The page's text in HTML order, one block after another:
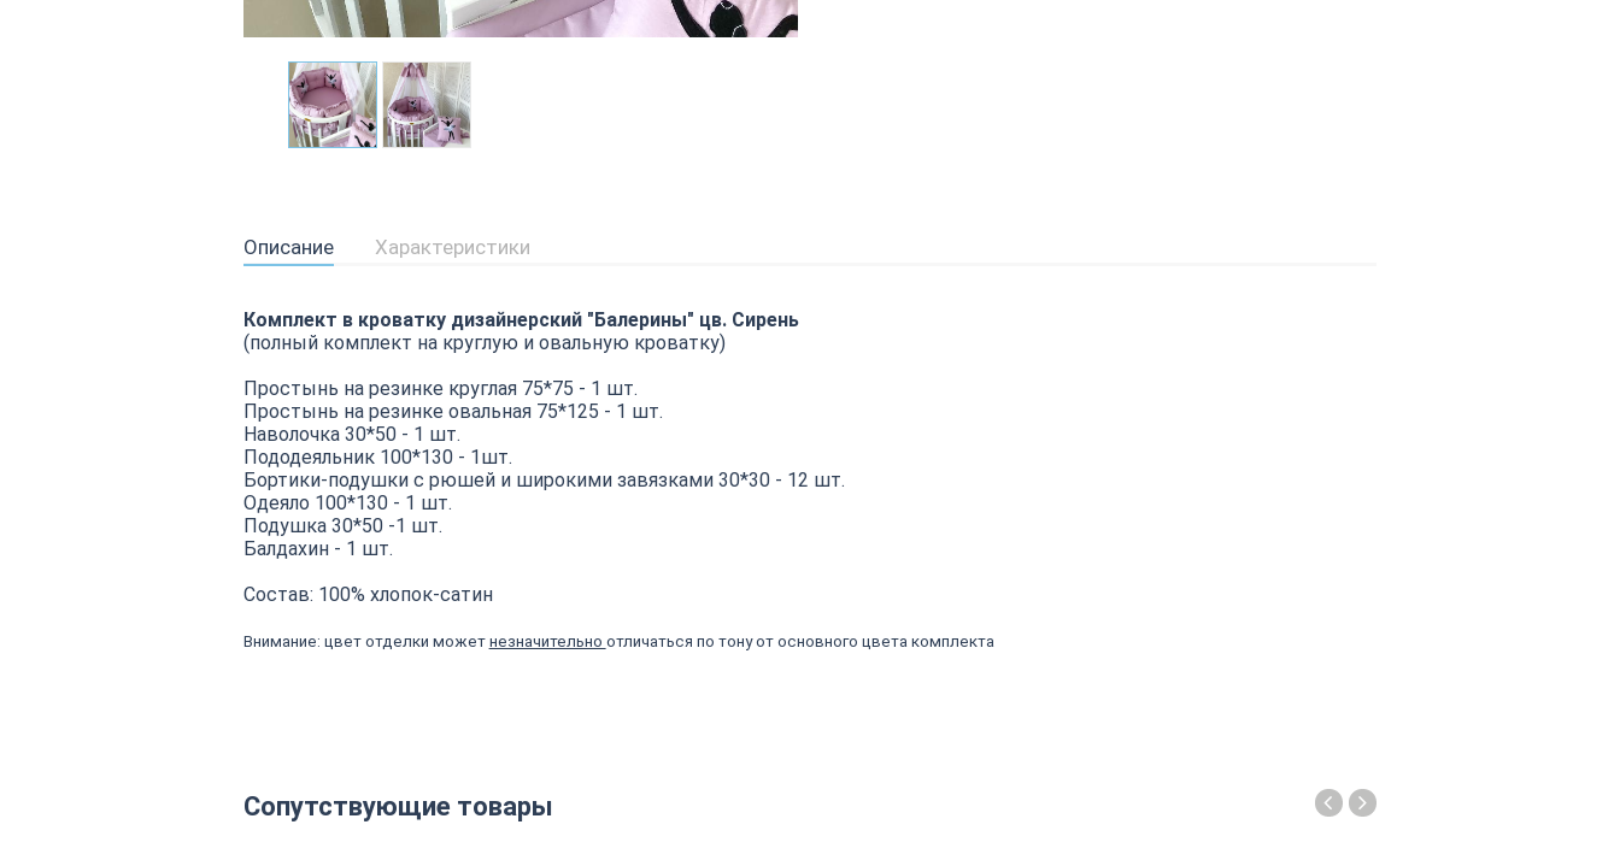
Описание Характеристики
Комплект в кроватку дизайнерский "Балерины" цв. Сирень
(полный комплект на круглую и овальную кроватку)
Простынь на резинке круглая 75*75 - 1 шт.
Простынь на резинке овальная 75*125 - 1 шт.
Наволочка 30*50 - 1 шт.
Пододеяльник 100*130 - 1шт.
Бортики-подушки с рюшей и широкими завязками 30*30 - 12 шт.
Одеяло 100*130 - 1 шт.
Подушка 30*50 -1 шт.
Балдахин - 1 шт.
Состав: 100% хлопок-сатин
Внимание: цвет отделки может незначительно отличаться по тону от основного цвета комплекта
Сопутствующие товары